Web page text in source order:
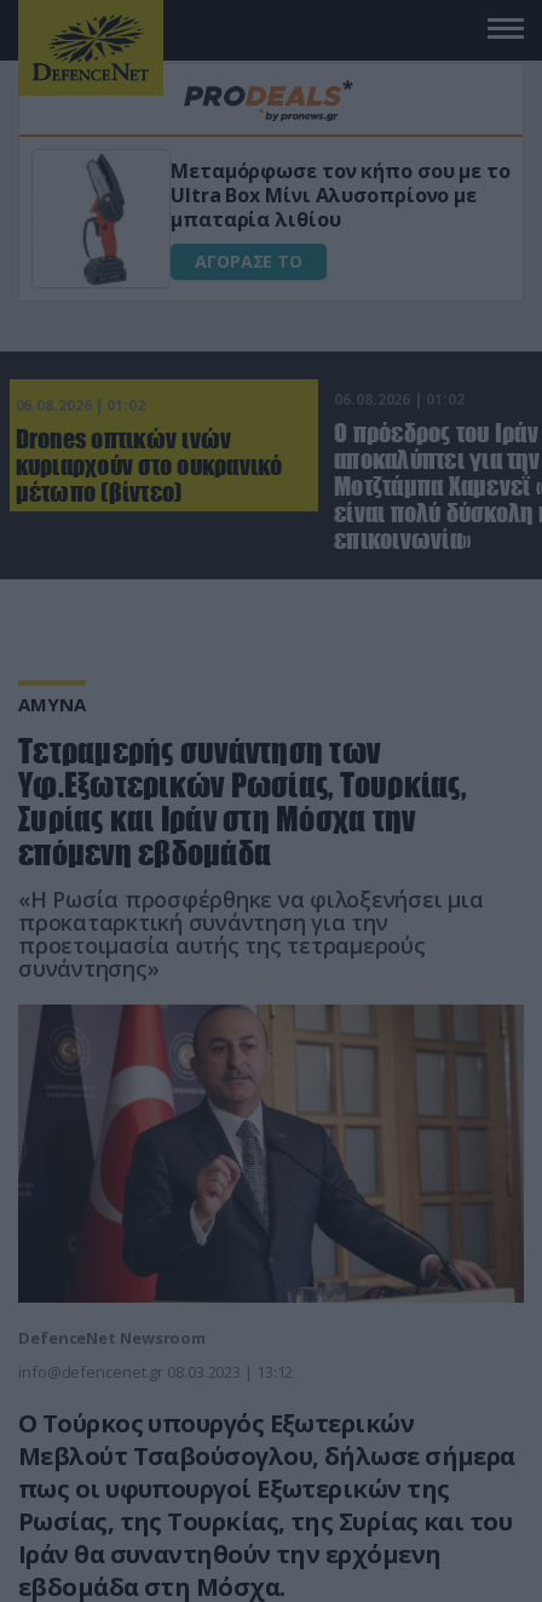
Μεταμόρφωσε τον κήπο σου με το
Ultra Box Μίνι Αλυσοπρίονο με
μπαταρία λιθίου
ΑΓΟΡΑΣΕ ΤΟ
06.08.2026 | 01:02
Drones οπτικών ινών
κυριαρχούν στο ουκρανικό
μέτωπο (βίντεο)
06.08.2026 | 01:02
Ο πρόεδρος του Ιράν
αποκαλύπτει για
Μοτζτάμπα Χαμενεΐ
είναι πολύ δύσκολη
επικοινωνία»
ΑΜΥΝΑ
Τετραμερής συνάντηση των
Υφ.Εξωτερικών Ρωσίας, Τουρκίας,
Συρίας και Ιράν στη Μόσχα την
επόμενη εβδομάδα
«Η Ρωσία προσφέρθηκε να φιλοξενήσει μια
προκαταρκτική συνάντηση για την
προετοιμασία αυτής της τετραμερούς
συνάντησης»
DefenceNet Newsroom
info@defencenet.gr 08.03.2023 | 13:12
Ο Τούρκος υπουργός Εξωτερικών
Μεβλούτ Τσαβούσογλου, δήλωσε σήμερα
πως οι υφυπουργοί Εξωτερικών της
Ρωσίας, της Τουρκίας, της Συρίας και του
Ιράν θα συναντηθούν την ερχόμενη
εβδομάδα στη Μόσχα.